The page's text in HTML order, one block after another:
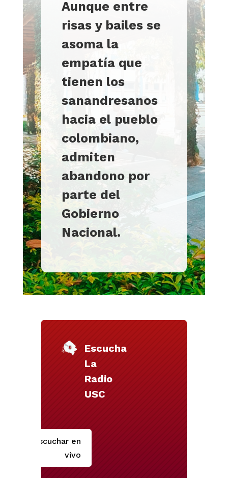
Aunque entre
risas y bailes se
asoma la
empatía que
tienen los
sanandresanos
hacia el pueblo
colombiano,
admiten
abandono por
parte del
Gobierno
Nacional.
Escucha
La
Radio
USC
Escuchar en
vivo